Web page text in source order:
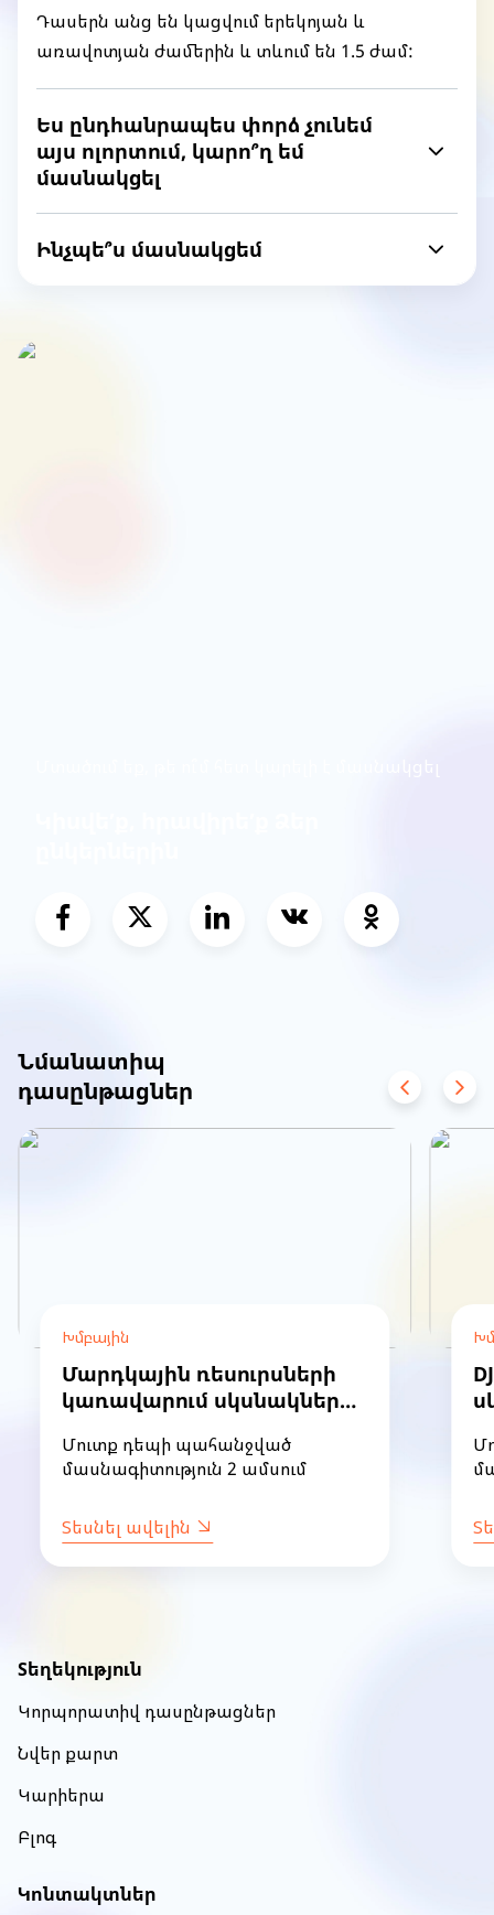
Դասերն անց են կացվում երեկոյան և
առավոտյան ժամերին և տևում են 1.5 ժամ:
Ես ընդհանրապես փորձ չունեմ
այս ոլորտում, կարո՞ղ եմ
մասնակցել
Ինչպե՞ս մասնակցեմ
Նմանատիպ
դասընթացներ
Խմբային
Մարդկային ռեսուրսների
կառավարում սկսնակների
Մուտք դեպի պահանջված
մասնագիտություն 2 ամսում
Տեսնել ավելին
Տեղեկություն
Կորպորատիվ դասընթացներ
Նվեր քարտ
Կարիերա
Բլոգ
Կոնտակտներ